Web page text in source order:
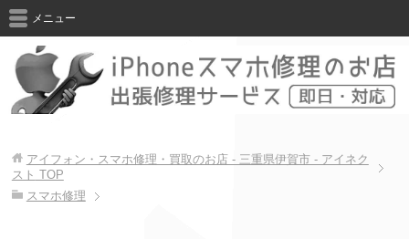
メニュー
アイフォン・スマホ修理・買取のお店 - 三重県伊賀市 - アイネク
スト TOP
スマホ修理